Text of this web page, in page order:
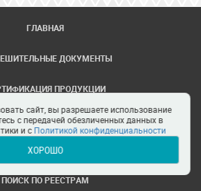
ГЛАВНАЯ
ДОКУМЕНТЫ
ПРОДУКЦИИ
ЗАДАТЬ ВОПРОС
СЕРТИФИКАЦИИ
ПОИСК ПО РЕЕСТРАМ
сайт, вы разрешаете использование
с передачей обезличенных данных в
и сПолитикой конфиденциальности
ХОРОШО